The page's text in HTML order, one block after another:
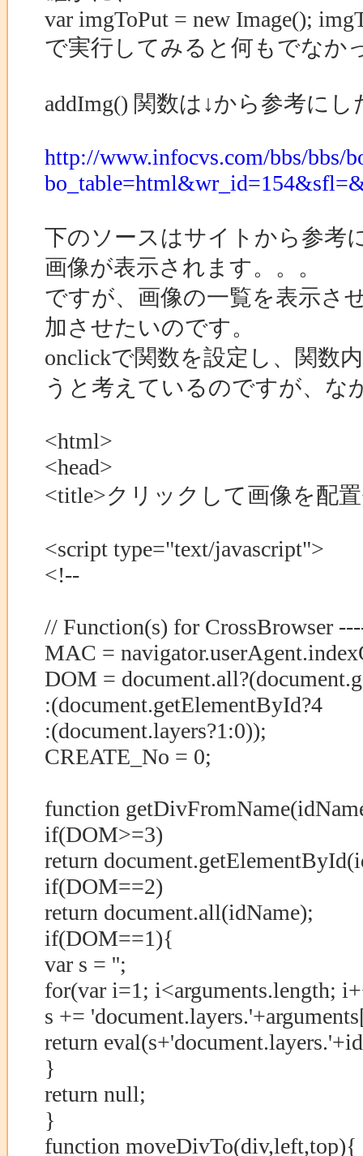
var imgToPut = new Image();
で実行してみると何もでなか
addImg() 関数は↓から参考に
http://www.infocvs.com/bbs/bbs/
下のソースはサイトから参考
画像が表示されます。。。
ですが、画像の一覧を表示さ
加させたいのです。
onclickで関数を設定し、関数
うと考えているのですが、な
<html>
<head>
<title>クリックして画像を配
<script type="text/javascript">
<!--
// Function(s) for CrossBrowser
MAC =
DOM =
:(document.getElementById?4
:(document.layers?1:0));
CREATE_No = 0;
function
if(DOM>=3)
return
if(DOM==2)
return document.all(idName);
if(DOM==1){
var s = '';
for(var i=1; i<arguments.length;
s +=
return
}
return null;
}
function moveDivTo(div,left,top){